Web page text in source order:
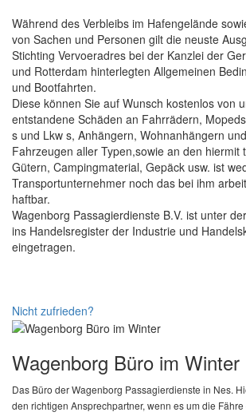
Während des Verbleibs im Hafengelände
von Sachen und Personen gilt die neuste
Stichting Vervoeradres bei der Kanzlei der
und Rotterdam hinterlegten Allgemeinen
und Bootfahrten.
Diese können Sie auf Wunsch kostenlos von
entstandene Schäden an Fahrrädern,
s und Lkw s, Anhängern, Wohnanhängern
Fahrzeugen aller Typen,sowie an den hiermit
Gütern, Campingmaterial, Gepäck usw. ist
Transportunternehmer noch das bei ihm
haftbar.
Wagenborg Passagierdienste B.V. ist unter
ins Handelsregister der Industrie und
eingetragen.
Nicht zufrieden?
Wagenborg Büro im Winter
Das Büro der Wagenborg Passagierdienste in Nes.
den richtigen Ansprechpartner, wenn es um die Fähre